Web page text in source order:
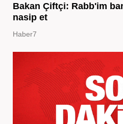
Bakan Çiftçi: Rabb'im
nasip et
Haber7